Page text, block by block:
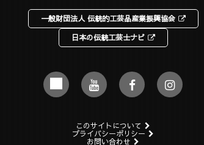
一般財団法人 伝統的工芸品産業振興協会
日本の伝統工芸士ナビ
このサイトについて
プライバシーポリシー
お問い合わせ